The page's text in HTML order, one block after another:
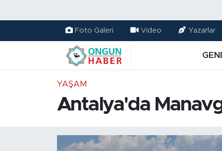
Foto Galeri Video Yazarlar
YAŞAM
Antalya'da
Trafik Durumu
TFF 2.Lig Kırmızı Grup Puan Durumu ve Fikstür
Haber Arşivi